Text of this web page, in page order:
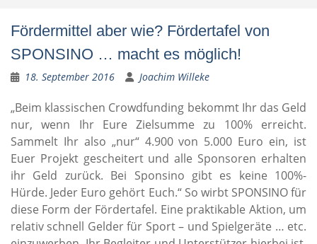
Fördermittel aber wie? Fördertafel von
SPONSINO … macht es möglich!
18. September 2016 Joachim Willeke
„Beim klassischen Crowdfunding bekommt Ihr das Geld
nur, wenn Ihr Eure Zielsumme zu 100% erreicht.
Sammelt Ihr also „nur“ 4.900 von 5.000 Euro ein, ist
Euer Projekt gescheitert und alle Sponsoren erhalten
ihr Geld zurück. Bei Sponsino gibt es keine 100%-
Hürde. Jeder Euro gehört Euch.“ So wirbt SPONSINO für
diese Form der Fördertafel. Eine praktikable Aktion, um
relativ schnell Gelder für Sport – und Spielgeräte … etc.